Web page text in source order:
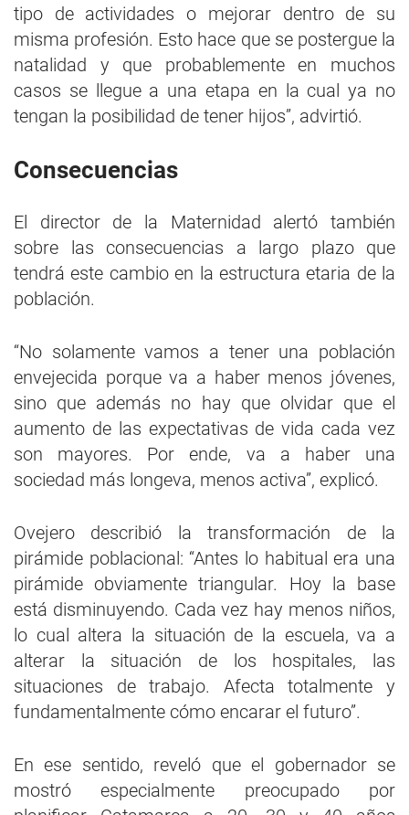
tipo de actividades o mejorar dentro de su
misma profesión. Esto hace que se postergue la
natalidad y que probablemente en muchos
casos se llegue a una etapa en la cual ya no
tengan la posibilidad de tener hijos”, advirtió.
Consecuencias
El director de la Maternidad alertó también
sobre las consecuencias a largo plazo que
tendrá este cambio en la estructura etaria de la
población.
“No solamente vamos a tener una población
envejecida porque va a haber menos jóvenes,
sino que además no hay que olvidar que el
aumento de las expectativas de vida cada vez
son mayores. Por ende, va a haber una
sociedad más longeva, menos activa”, explicó.
Ovejero describió la transformación de la
pirámide poblacional: “Antes lo habitual era una
pirámide obviamente triangular. Hoy la base
está disminuyendo. Cada vez hay menos niños,
lo cual altera la situación de la escuela, va a
alterar la situación de los hospitales, las
situaciones de trabajo. Afecta totalmente y
fundamentalmente cómo encarar el futuro”.
En ese sentido, reveló que el gobernador se
mostró especialmente preocupado por